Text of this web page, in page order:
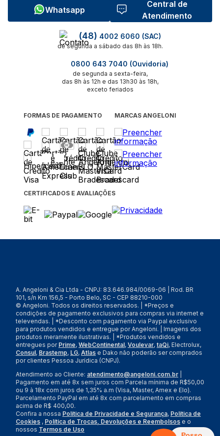
Whatsapp
Central de
Atendimento
(48) 4002 6060 (SAC)
de segunda a sábado das 8h às 18h.
0800 643 7040 (Ouvidoria)
de segunda a sexta-feira,
das 8h às 12h e das 13h30 às 18h,
exceto feriados
FORMAS DE PAGAMENTO MARCAS ANGELONI
CERTIFICADOS E AVALIAÇÕES
A. Angeloni & Cia Ltda - CNPJ: 83.646.984/0069-06 | Rod. BR
101, s/n Km 156,5 - Porto Belo, SC - CEP 88210-000
© Angeloni. Todos os direitos reservados. | *Preços e
condições de pagamento exclusivos para compras via internet e
televendas. | *Desconto com pagamento via Paypal exclusivo
para produtos vendidos e entregue por Angeloni. | Imagens dos
produtos meramente ilustrativas. | *Produtos vendidos e
entregues por Prime, WebContinental, Voulevar, taQi, Electrolux,
Consul, Brastemp, LG, Atlas e Dako não poderão ser comprados
por clientes Pessoa Jurídica (CNPJ).
Atendimento ao Cliente: atendimento@angeloni.com.br
Pagamento em até 8x sem juros com Parcela mínima de R$50,00
ou 9 à 18x com juros de 1,35% a.m (Visa, Master, Amex e Elo).
Parcelamento PayPal em até 8x com parcelamento em compras
acima de R$ 400,00.
Confira a nossa Política de Privacidade e Segurança, Política de
Cookies , Política de Trocas, Devoluções e Reembolsos e o
nossos Termos de Uso